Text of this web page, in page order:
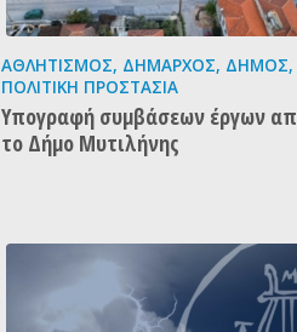
ΑΘΛΗΤΙΣΜΌΣ, ΔΉΜΑΡΧΟΣ, ΔΉΜΟΣ,
ΠΟΛΙΤΙΚΉ ΠΡΟΣΤΑΣΊΑ
Υπογραφή συμβάσεων έργων
το Δήμο Μυτιλήνης